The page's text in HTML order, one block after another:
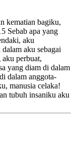
kematian bagiku,
Sebab apa yang
aku
aku sebagai
perbuat,
yang diam di dalam
dalam anggota-
manusia celaka!
tubuh insaniku aku